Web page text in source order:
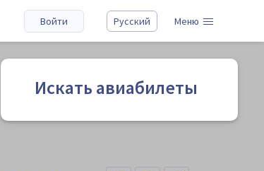
Войти Русский Меню
Искать авиабилеты